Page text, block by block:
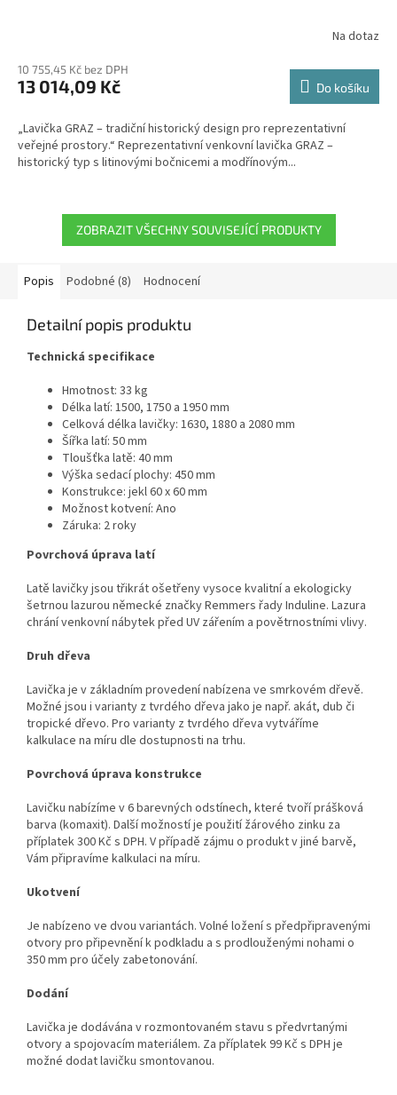
Na dotaz
10 755,45 Kč bez DPH
13 014,09 Kč Do košíku
„Lavička GRAZ – tradiční historický design pro reprezentativní
veřejné prostory.“ Reprezentativní venkovní lavička GRAZ –
historický typ s litinovými bočnicemi a modřínovým...
ZOBRAZIT VŠECHNY SOUVISEJÍCÍ PRODUKTY
Popis Podobné (8) Hodnocení
Detailní popis produktu
Technická specifikace
Hmotnost: 33 kg
Délka latí: 1500, 1750 a 1950 mm
Celková délka lavičky: 1630, 1880 a 2080 mm
Šířka latí: 50 mm
Tloušťka latě: 40 mm
Výška sedací plochy: 450 mm
Konstrukce: jekl 60 x 60 mm
Možnost kotvení: Ano
Záruka: 2 roky
Povrchová úprava latí
Latě lavičky jsou třikrát ošetřeny vysoce kvalitní a ekologicky
šetrnou lazurou německé značky Remmers řady Induline. Lazura
chrání venkovní nábytek před UV zářením a povětrnostními vlivy.
Druh dřeva
Lavička je v základním provedení nabízena ve smrkovém dřevě.
Možné jsou i varianty z tvrdého dřeva jako je např. akát, dub či
tropické dřevo. Pro varianty z tvrdého dřeva vytváříme
kalkulace na míru dle dostupnosti na trhu.
Povrchová úprava konstrukce
Lavičku nabízíme v 6 barevných odstínech, které tvoří prášková
barva (komaxit). Další možností je použití žárového zinku za
příplatek 300 Kč s DPH. V případě zájmu o produkt v jiné barvě,
Vám připravíme kalkulaci na míru.
Ukotvení
Je nabízeno ve dvou variantách. Volné ložení s předpřipravenými
otvory pro připevnění k podkladu a s prodlouženými nohami o
350 mm pro účely zabetonování.
Dodání
Lavička je dodávána v rozmontovaném stavu s předvrtanými
otvory a spojovacím materiálem. Za příplatek 99 Kč s DPH je
možné dodat lavičku smontovanou.